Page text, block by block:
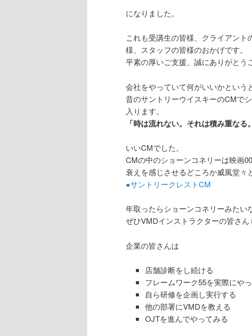
になりました。
これも受講生の皆様、クライアン
様、スタッフの皆様のおかげです。
平素の厚いご支援、誠にありがとう
会社をやっていて何がいいかという
昔のサントリーウイスキーのCMで
入ります。
「時は流れない。それは積み重なる
いいCMでした。
CMの中のショーンコネリーは映画
衰えを感じさせるどころか威風堂々
●サントリークレストCM
年取ったらショーンコネリーみたい
ぜひVMDインストラクターの皆さん
企業の皆さんは
店舗診断をし続ける
フレームワーク55を実際にや
自ら研修を企画し実行する
他の部署にVMDを教える
OJTを進んでやってみる